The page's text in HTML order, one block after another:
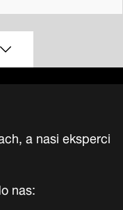
a nasi eksperci
nas: